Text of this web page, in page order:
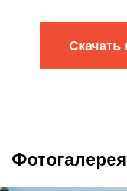
Скачать
Фотогалерея